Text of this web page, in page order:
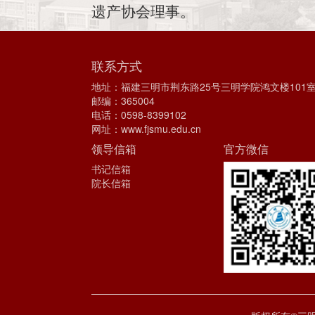
遗产协会理事。
联系方式
地址：福建三明市荆东路25号三明学院鸿文楼101
邮编：365004
电话：0598-8399102
网址： www.fjsmu.edu.cn
领导信箱
书记信箱
院长信箱
官方微信